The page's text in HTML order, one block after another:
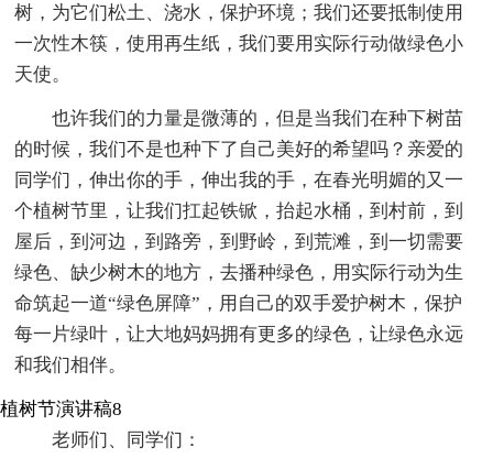
树，为它们松土、浇水，保护环境；我们还要抵制使用
一次性木筷，使用再生纸，我们要用实际行动做绿色小
天使。
也许我们的力量是微薄的，但是当我们在种下树苗
的时候，我们不是也种下了自己美好的希望吗？亲爱的
同学们，伸出你的手，伸出我的手，在春光明媚的又一
个植树节里，让我们扛起铁锨，抬起水桶，到村前，到
屋后，到河边，到路旁，到野岭，到荒滩，到一切需要
绿色、缺少树木的地方，去播种绿色，用实际行动为生
命筑起一道“绿色屏障”，用自己的双手爱护树木，保护
每一片绿叶，让大地妈妈拥有更多的绿色，让绿色永远
和我们相伴。
植树节演讲稿8
老师们、同学们：